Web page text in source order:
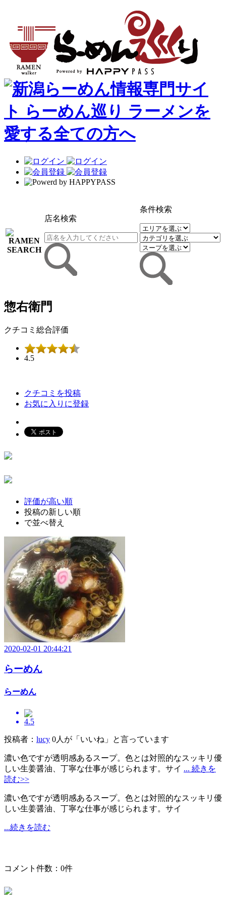
店名検索
条件検索
惣右衛門
クチコミ総合評価
4.5
クチコミを投稿
お気に入りに登録
評価が高い順
投稿の新しい順
で並べ替え
2020-02-01 20:44:21
らーめん
らーめん
4.5
投稿者： lucy 0人が「いいね」と言っています
濃い色ですが透明感あるスープ。色とは対照的なスッキリ優
しい生姜醤油、丁寧な仕事が感じられます。サイ ... 続きを
読む>>
濃い色ですが透明感あるスープ。色とは対照的なスッキリ優
しい生姜醤油、丁寧な仕事が感じられます。サイ
...続きを読む
コメント件数：0件